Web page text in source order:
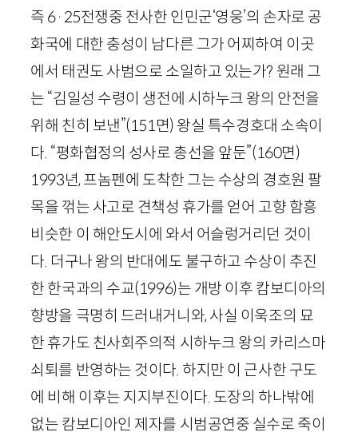
즉 6· 25전쟁중 전사한 인민군‘영웅’의 손자로 공
화국에 대한 충성이 남다른 그가 어찌하여 이곳
에서 태권도 사범으로 소일하고 있는가? 원래 그
는 “김일성 수령이 생전에 시하누크 왕의 안전을
위해 친히 보낸”(151면) 왕실 특수경호대 소속이
다. “평화협정의 성사로 총선을 앞둔”(160면)
1993년, 프놈펜에 도착한 그는 수상의 경호원 팔
목을 꺾는 사고로 견책성 휴가를 얻어 고향 함흥
비슷한 이 해안도시에 와서 어슬렁거리던 것이
다. 더구나 왕의 반대에도 불구하고 수상이 추진
한 한국과의 수교(1996)는 개방 이후 캄보디아의
향방을 극명히 드러내거니와, 사실 이욱조의 묘
한 휴가도 친사회주의적 시하누크 왕의 카리스마
쇠퇴를 반영하는 것이다. 하지만 이 근사한 구도
에 비해 이후는 지지부진이다. 도장의 하나밖에
없는 캄보디아인 제자를 시범공연중 실수로 죽이